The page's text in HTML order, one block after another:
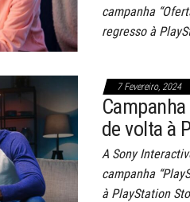
campanha
regresso à
7 Fevereiro, 2024
de volta à
A Sony
campanha
à PlayStation